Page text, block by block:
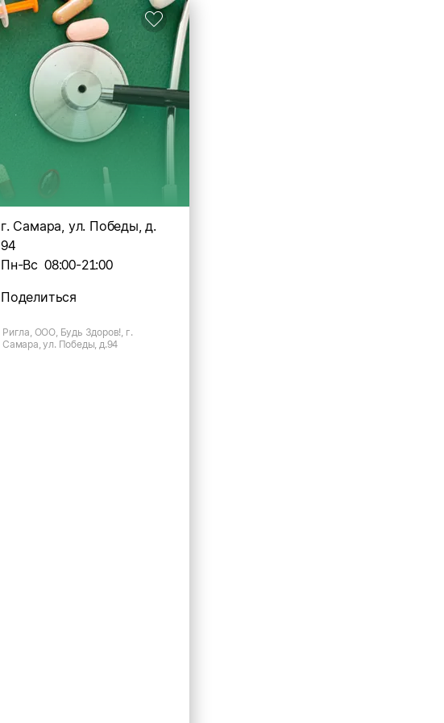
г. Самара, ул. Победы, д.
94
Пн-Вс 08:00-21:00
Поделиться
Ригла, ООО, Будь Здоров!, г.
Самара, ул. Победы, д.94